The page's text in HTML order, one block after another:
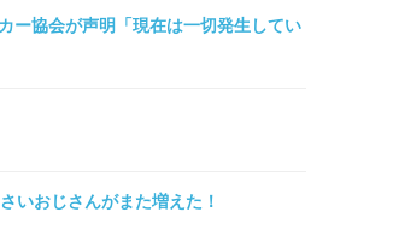
ー協会が声明「現在は一切発生してい
いおじさんがまた増えた！